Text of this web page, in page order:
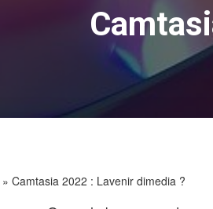
» Camtasia 2022 : Lavenir dimedia ?